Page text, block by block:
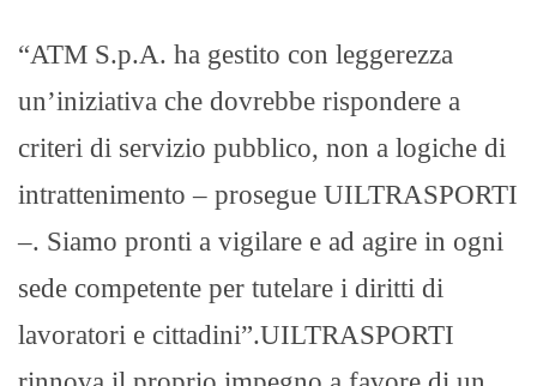
“ATM S.p.A. ha gestito con leggerezza
un’iniziativa che dovrebbe rispondere a
criteri di servizio pubblico, non a logiche di
intrattenimento – prosegue UILTRASPORTI
–. Siamo pronti a vigilare e ad agire in ogni
sede competente per tutelare i diritti di
lavoratori e cittadini”.UILTRASPORTI